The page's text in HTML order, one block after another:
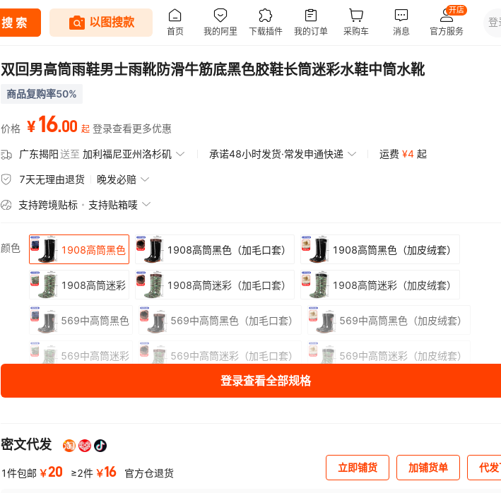
双回男高筒雨鞋男士雨靴防滑牛筋底黑色胶鞋长筒迷彩水鞋中筒水靴
商品复购率50%
价格 ¥16.00 起 登录查看更多优惠
广东揭阳送至 加利福尼亚州洛杉矶 承诺48小时发货·常发申通快递 运费 ¥4 起
7天无理由退货 晚发必赔
支持跨境贴标 支持贴箱唛
颜色 1908高筒黑色 1908高筒黑色（加毛口套） 1908高筒黑色（加皮绒套）
1908高筒迷彩 1908高筒迷彩（加毛口套） 1908高筒迷彩（加皮绒套）
569中高筒黑色 569中高筒黑色（加毛口套） 569中高筒黑色（加皮绒套）
569中高筒迷彩 569中高筒迷彩（加毛口套） 569中高筒迷彩（加皮绒套）
41
42 库存 9998双
登录查看全部规格
密文代发
1件包邮 ￥20 ≥2件 ￥16 官方仓退货 立即铺货 加铺货单 代